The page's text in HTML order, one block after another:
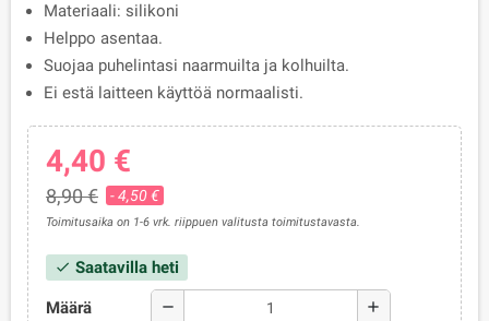
Materiaali: silikoni
Helppo asentaa.
Suojaa puhelintasi naarmuilta ja kolhuilta.
Ei estä laitteen käyttöä normaalisti.
4,40 €
8,90 € - 4,50 €
Toimitusaika on 1-6 vrk. riippuen valitusta toimitustavasta.
check Saatavilla heti
Määrä remove add